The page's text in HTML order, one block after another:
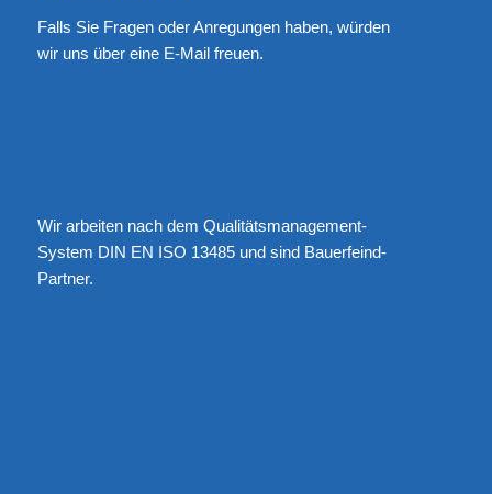
Falls Sie Fragen oder Anregungen haben, würden
wir uns über eine E-Mailfreuen.
Wir arbeiten nach dem Qualitätsmanagement-
System DIN EN ISO 13485 und sind Bauerfeind-
Partner.